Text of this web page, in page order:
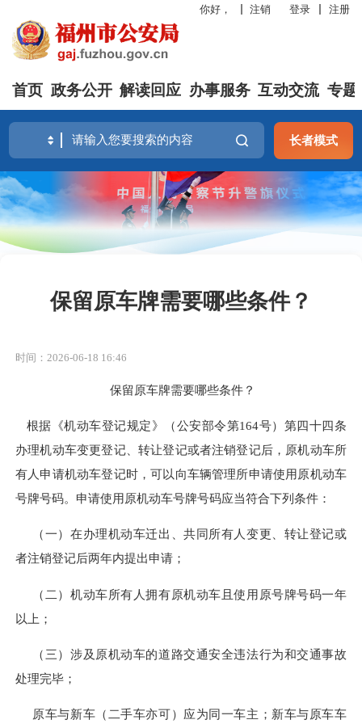
你好， 注销 登录 注册
首页 政务公开 解读回应 办事服务 互动交流 专题
长者模式
保留原车牌需要哪些条件？
时间：2026-06-18 16:46
保留原车牌需要哪些条件？
根据《机动车登记规定》（公安部令第164号）第四十四条
办理机动车变更登记、转让登记或者注销登记后，原机动车所
有人申请机动车登记时，可以向车辆管理所申请使用原机动车
号牌号码。申请使用原机动车号牌号码应当符合下列条件：
（一）在办理机动车迁出、共同所有人变更、转让登记或
者注销登记后两年内提出申请；
（二）机动车所有人拥有原机动车且使用原号牌号码一年
以上；
（三）涉及原机动车的道路交通安全违法行为和交通事故
处理完毕；
原车与新车（二手车亦可）应为同一车主；新车与原车车